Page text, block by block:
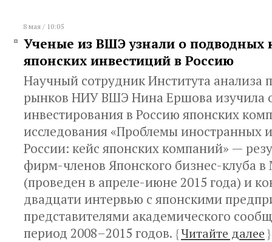
8 мая / 10:05
Ученые из ВШЭ узнали о подводных
японских инвестиций в Россию
Научный сотрудник Института анализа
рынков НИУ ВШЭ Нина Ершова изучила
инвестирования в Россию японских
исследования «Проблемы иностранных
России: кейс японских компаний» —
фирм-членов Японского бизнес-клуба в
(проведен в апреле-июне 2015 года) и
двадцати интервью с японскими
представителями академического
период 2008–2015 годов. {Читайте далее}